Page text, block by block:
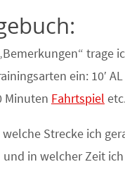
ein: 10′
Minuten Fahrtspiel
Strecke ich
in welcher Zeit